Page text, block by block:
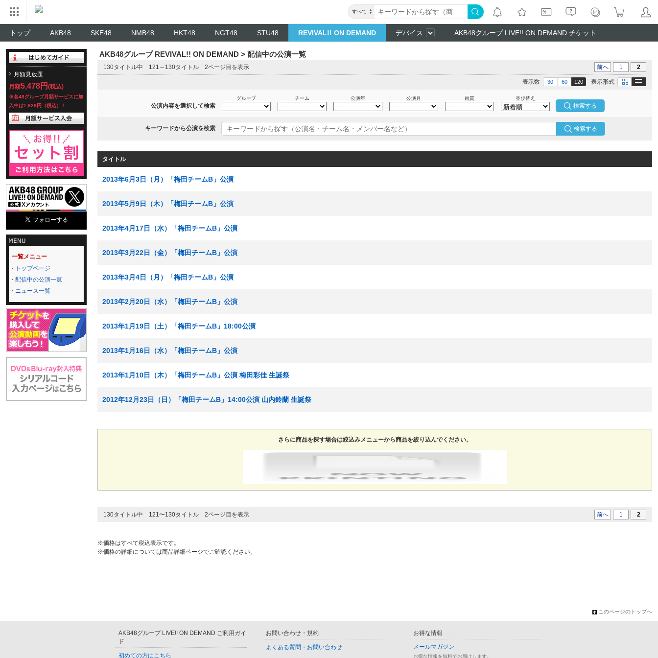
すべて
トップ AKB48 SKE48 NMB48 HKT48 NGT48 STU48 REVIVAL!! ON DEMAND デバイス AKB48グループ LIVE!! ON DEMAND チケット
月額見放題
月額5,478円 (税込)
※各48グループ月額サービスに加
入中は1,628円（税込）！
一覧メニュー
トップページ
配信中の公演一覧
ニュース一覧
AKB48グループ REVIVAL!! ON DEMAND > 配信中の公演一覧
130タイトル中 121～130タイトル 2ページ目を表示 前へ 1 2
表示形式 画像
表示数 30 60 120
公演内容を選択して検索
グループ チーム 公演年 公演月 画質 並び替え
キーワードから公演を検索 検索する
タイトル
2013年6月3日（月）「梅田チームB」公演
2013年5月9日（木）「梅田チームB」公演
2013年4月17日（水）「梅田チームB」公演
2013年3月22日（金）「梅田チームB」公演
2013年3月4日（月）「梅田チームB」公演
2013年2月20日（水）「梅田チームB」公演
2013年1月19日（土）「梅田チームB」18:00公演
2013年1月16日（水）「梅田チームB」公演
2013年1月10日（木）「梅田チームB」公演 梅田彩佳 生誕祭
2012年12月23日（日）「梅田チームB」14:00公演 山内鈴蘭 生誕祭
さらに商品を探す場合は絞込みメニューから商品を絞り込んでください。
130タイトル中 121〜130タイトル 2ページ目を表示 前へ 1 2
※価格はすべて税込表示です。
※価格の詳細については商品詳細ページでご確認ください。
このページのトップへ
AKB48グループ LIVE!! ON DEMAND ご利用ガイ
ド
初めての方はこちら
お問い合わせ・規約
よくある質問・お問い合わせ
お得な情報
メールマガジン
お得な情報を無料でお届けします。